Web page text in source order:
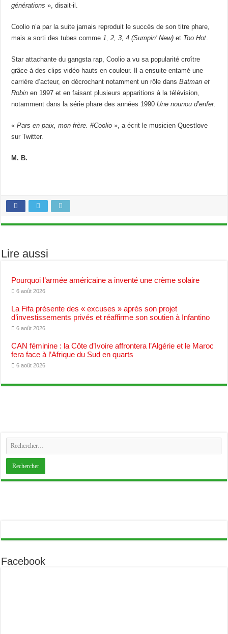
générations », disait-il.
Coolio n’a par la suite jamais reproduit le succès de son titre phare,
mais a sorti des tubes comme 1, 2, 3, 4 (Sumpin’ New) et Too Hot
Star attachante du gangsta rap, Coolio a vu sa popularité croître
grâce à des clips vidéo hauts en couleur. Il a ensuite entamé une
carrière d’acteur, en décrochant notamment un rôle dansBatman et
Robin en 1997 et en faisant plusieurs apparitions à la télévision,
notamment dans la série phare des années 1990 Une nounou d’enfer.
«Pars en paix, mon frère. #Coolio », a écrit le musicien Questlove
sur Twitter.
M. B.
Lire aussi
Pourquoi l’armée américaine a inventé une crème solaire
6 août 2026
La Fifa présente des « excuses » après son projet
d’investissements privés et réaffirme son soutien à Infantino
6 août 2026
CAN féminine : la Côte d’Ivoire affrontera l’Algérie et le Maroc
fera face à l’Afrique du Sud en quarts
6 août 2026
Facebook